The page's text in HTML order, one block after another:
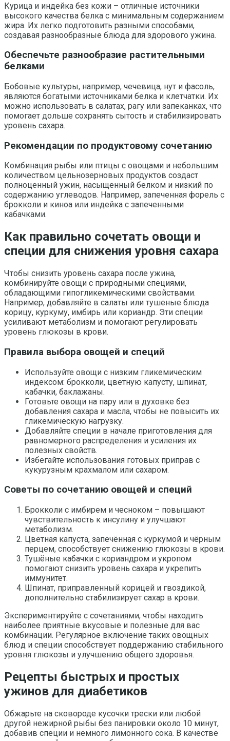
Курица и индейка без кожи – отличные источники
высокого качества белка с минимальным содержанием
жира. Их легко подготовить разными способами,
создавая разнообразные блюда для здорового ужина.
Обеспечьте разнообразие растительными
белками
Бобовые культуры, например, чечевица, нут и фасоль,
являются богатыми источниками белка и клетчатки. Их
можно использовать в салатах, рагу или запеканках, что
помогает дольше сохранять сытость и стабилизировать
уровень сахара.
Рекомендации по продуктовому сочетанию
Комбинация рыбы или птицы с овощами и небольшим
количеством цельнозерновых продуктов создаст
полноценный ужин, насыщенный белком и низкий по
содержанию углеводов. Например, запеченная форель с
брокколи и киноа или индейка с запеченными
кабачками.
Как правильно сочетать овощи и
специи для снижения уровня сахара
Чтобы снизить уровень сахара после ужина,
комбинируйте овощи с природными специями,
обладающими гипогликемическими свойствами.
Например, добавляйте в салаты или тушеные блюда
корицу, куркуму, имбирь или кориандр. Эти специи
усиливают метаболизм и помогают регулировать
уровень глюкозы в крови.
Правила выбора овощей и специй
Используйте овощи с низким гликемическим
индексом: брокколи, цветную капусту, шпинат,
кабачки, баклажаны.
Готовьте овощи на пару или в духовке без
добавления сахара и масла, чтобы не повысить их
гликемическую нагрузку.
Добавляйте специи в начале приготовления для
равномерного распределения и усиления их
полезных свойств.
Избегайте использования готовых приправ с
кукурузным крахмалом или сахаром.
Советы по сочетанию овощей и специй
Брокколи с имбирем и чесноком – повышают
чувствительность к инсулину и улучшают
метаболизм.
Цветная капуста, запечённая с куркумой и чёрным
перцем, способствует снижению глюкозы в крови.
Тушёные кабачки с кориандром и укропом
помогают снизить уровень сахара и укрепить
иммунитет.
Шпинат, приправленный корицей и гвоздикой,
дополнительно стабилизирует сахар в крови.
Экспериментируйте с сочетаниями, чтобы находить
наиболее приятные вкусовые и полезные для вас
комбинации. Регулярное включение таких овощных
блюд и специи способствует поддержанию стабильного
уровня глюкозы и улучшению общего здоровья.
Рецепты быстрых и простых
ужинов для диабетиков
Обжарьте на сковороде кусочки трески или любой
другой нежирной рыбы без панировки около 10 минут,
добавив специи и немного лимонного сока. В качестве